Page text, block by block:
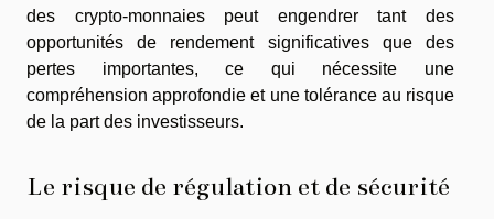
des crypto-monnaies peut engendrer tant des
opportunités de rendement significatives que des
pertes importantes, ce qui nécessite une
compréhension approfondie et une tolérance au risque
de la part des investisseurs.
Le risque de régulation et de sécurité